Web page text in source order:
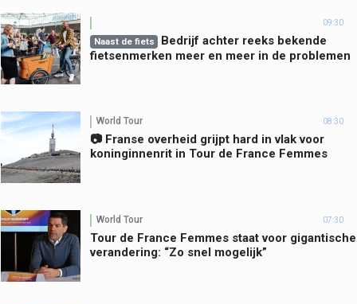
09:30
Naast de fiets
Bedrijf achter reeks bekende
fietsenmerken meer en meer in de problemen
World Tour 08:30
📷 Franse overheid grijpt hard in vlak voor
koninginnenrit in Tour de France Femmes
World Tour 07:30
Tour de France Femmes staat voor gigantische
verandering: “Zo snel mogelijk”